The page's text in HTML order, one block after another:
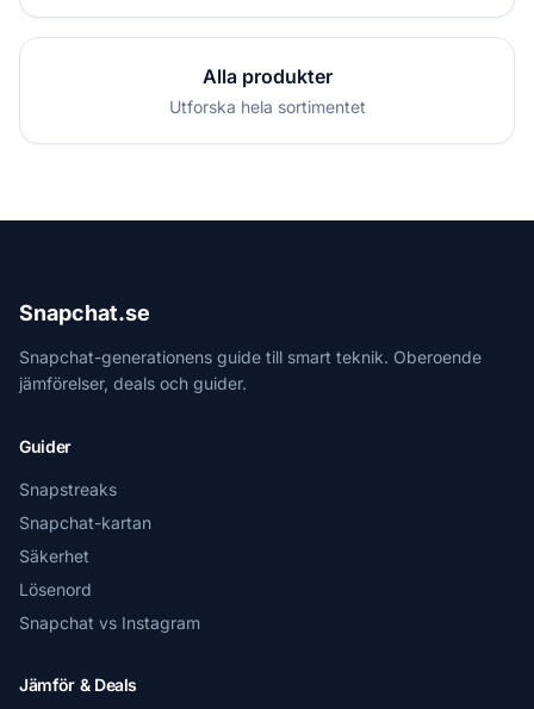
Alla produkter
Utforska hela sortimentet
Snapchat.se
Snapchat-generationens guide till smart teknik. Oberoende
jämförelser, deals och guider.
Guider
Snapstreaks
Snapchat-kartan
Säkerhet
Lösenord
Snapchat vs Instagram
Jämför & Deals